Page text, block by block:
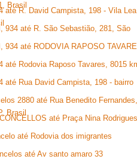
Brasil
até R. David Campista, 198 - Vila
934 até R. São Sebastião, 281, São
934 até RODOVIA RAPOSO
até Rodovia Raposo Tavares, 8015
até Rua David Campista, 198 - bairro
2880 até Rua Benedito Fernandes,
Brasil
até Praça Nina
até Rodovia dos imigrantes
até Av santo amaro 33